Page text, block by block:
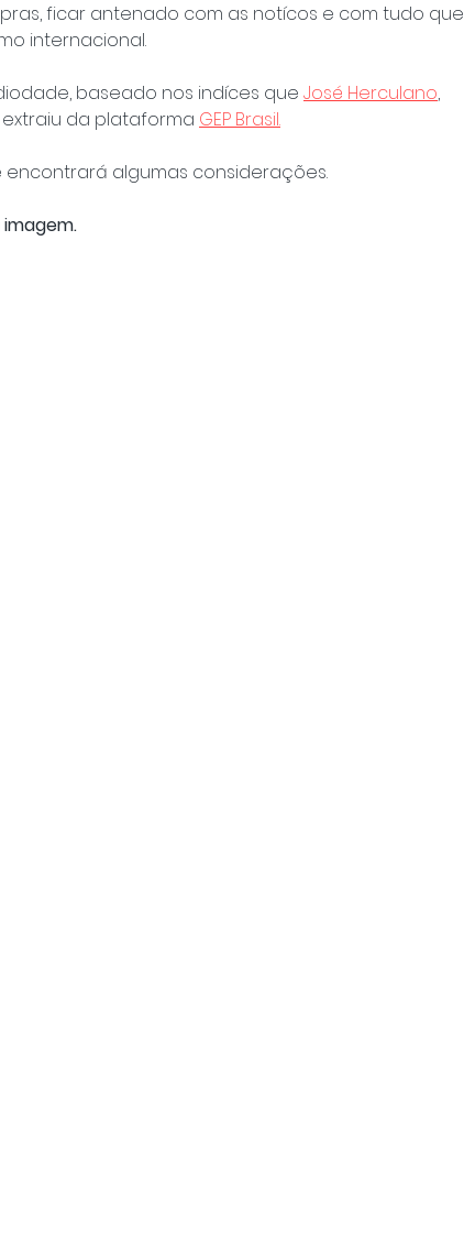
ficar antenado com as notícos e com tudo que
internacional.
baseado nos indíces que José Herculano,
da plataforma GEP Brasil.
algumas considerações.